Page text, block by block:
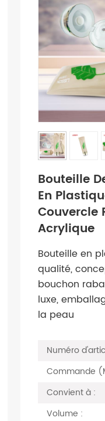
Bouteille
En
Couvercle
Acrylique
Bouteille en
qualité,
bouchon
luxe,
la peau
Numéro
Commande
Convient à :
Volume :